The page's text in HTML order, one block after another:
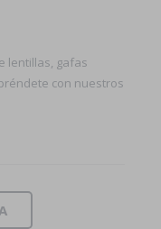
lentillas, gafas
con nuestros